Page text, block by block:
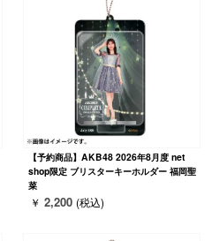
【予約商品】AKB48 2026年8月度 net
shop限定 ブリスターキーホルダー 福岡聖
菜
￥ 2,200 (税込)